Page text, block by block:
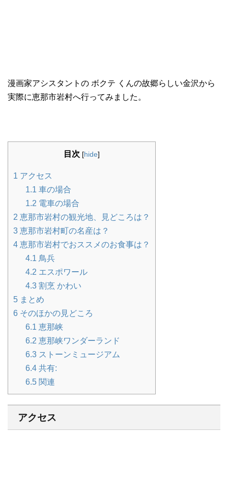
漫画家アシスタントの ボクテ くんの故郷らしい金沢から
実際に恵那市岩村へ行ってみました。
目次 [hide]
1 アクセス
1.1 車の場合
1.2 電車の場合
2 恵那市岩村の観光地、見どころは？
3 恵那市岩村町の名産は？
4 恵那市岩村でおススメのお食事は？
4.1 鳥兵
4.2 エスポワール
4.3 割烹 かわい
5 まとめ
6 そのほかの見どころ
6.1 恵那峡
6.2 恵那峡ワンダーランド
6.3 ストーンミュージアム
6.4 共有:
6.5 関連
アクセス